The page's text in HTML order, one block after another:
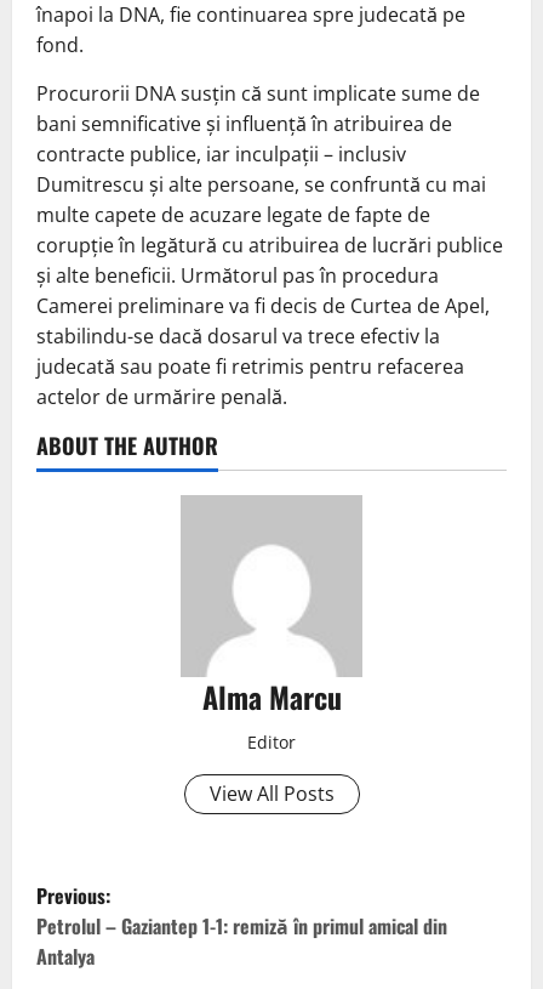
înapoi la DNA, fie continuarea spre judecată pe
fond.
Procurorii DNA susțin că sunt implicate sume de
bani semnificative și influență în atribuirea de
contracte publice, iar inculpații – inclusiv
Dumitrescu și alte persoane, se confruntă cu mai
multe capete de acuzare legate de fapte de
corupție în legătură cu atribuirea de lucrări publice
și alte beneficii. Următorul pas în procedura
Camerei preliminare va fi decis de Curtea de Apel,
stabilindu-se dacă dosarul va trece efectiv la
judecată sau poate fi retrimis pentru refacerea
actelor de urmărire penală.
ABOUT THE AUTHOR
Alma Marcu
Editor
View All Posts
Previous:
Petrolul – Gaziantep 1-1: remiză în primul amical din
Antalya